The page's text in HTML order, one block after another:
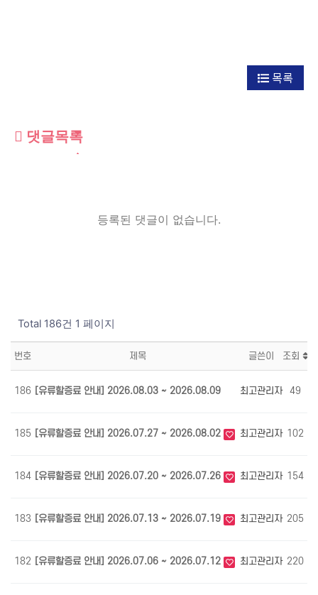
목록
댓글목록
등록된 댓글이 없습니다.
Total 186건 1 페이지
번호 제목 글쓴이 조회
186 [유류할증료 안내] 2026.08.03 ~ 2026.08.09 최고관리자 49
185 [유류할증료 안내] 2026.07.27 ~ 2026.08.02 최고관리자 102
184 [유류할증료 안내] 2026.07.20 ~ 2026.07.26 최고관리자 154
183 [유류할증료 안내] 2026.07.13 ~ 2026.07.19 최고관리자 205
182 [유류할증료 안내] 2026.07.06 ~ 2026.07.12 최고관리자 220